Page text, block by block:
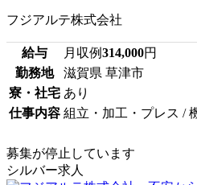
フジアルテ株式会社
給与 月収例314,000円
勤務地
滋賀県 草津市
寮・社宅 あり
仕事内容 組立・加工・プレス /
募集が停止しています
シルバー求人